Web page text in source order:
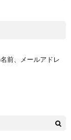
前、メールアドレ